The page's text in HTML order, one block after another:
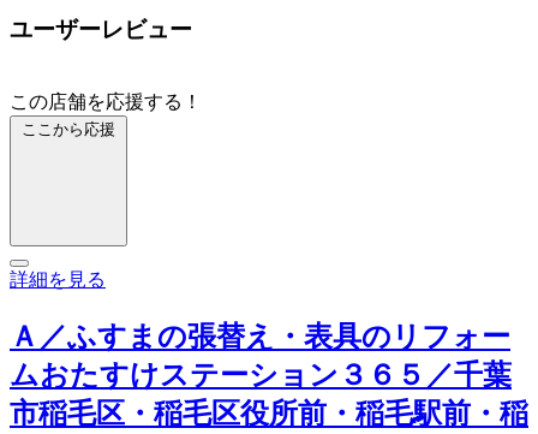
ユーザーレビュー
この店舗を応援する！
ここから応援
詳細を見る
Ａ／ふすまの張替え・表具のリフォー
ムおたすけステーション３６５／千葉
市稲毛区・稲毛区役所前・稲毛駅前・稲